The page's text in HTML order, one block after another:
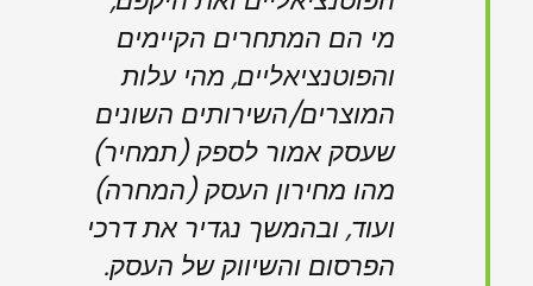
מי הם המתחרים הקיימים
והפוטנציאליים, מהי עלות
המוצרים/השירותים השונים
שעסק אמור לספק (תמחיר)
מהו מחירון העסק (המחרה)
ועוד, ובהמשך נגדיר את דרכי
הפרסום והשיווק של העסק.